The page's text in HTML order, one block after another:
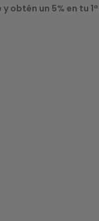
obtén un 5% en tu